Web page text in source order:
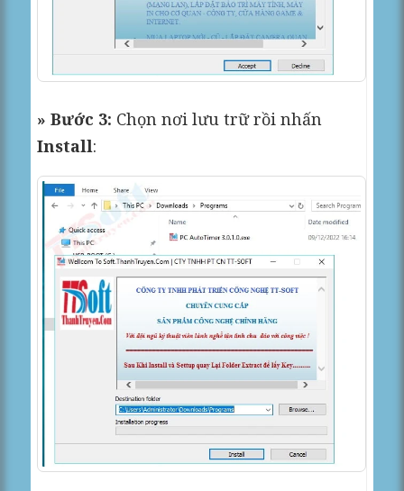
» Bước 3: Chọn nơi lưu trữ rồi nhấn
Install: